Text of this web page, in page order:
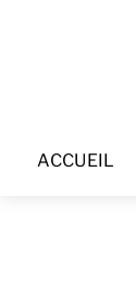
ACCUEIL